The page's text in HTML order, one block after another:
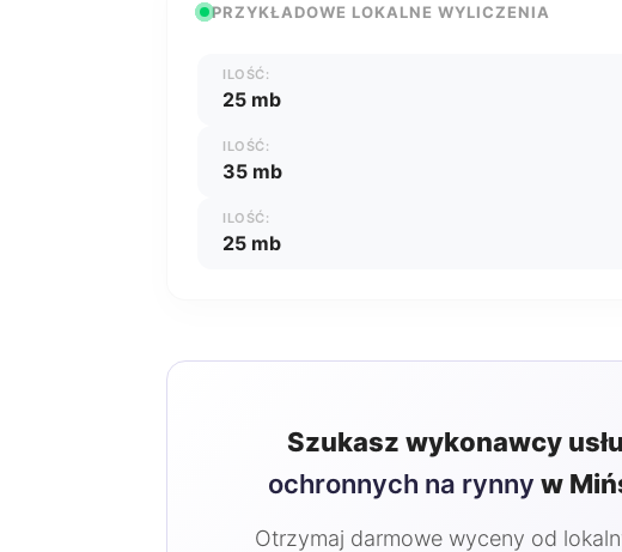
PRZYKŁADOWE LOKALNE WYLICZENIA
ILOŚĆ:
25 mb
ILOŚĆ:
35 mb
ILOŚĆ:
25 mb
Szukasz wykonawcy
ochronnych na rynny w
Otrzymaj darmowe wyceny od